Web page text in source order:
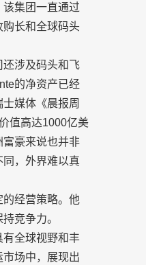
集团一直通过
长和全球码头
还涉及码头和飞
的净资产已经
媒体《晨报周
值高达1000亿美
豪来说也并非
，外界难以真
经营策略。他
竞争力。
全球视野和丰
场中，展现出